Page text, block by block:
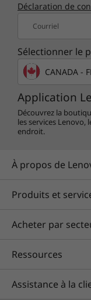
Offrant
durabilité, les
selon12
200 contrôles
fonctionnent
Ces tests
de l’Arctique
désert, y
la poussière,
Déclaration de
Courriel
Sélectionner le
CANADA -
Application
Découvrez la
les services Lenovo,
endroit.
À propos de
Produits et
Acheter par
Ressources
Assistance à la